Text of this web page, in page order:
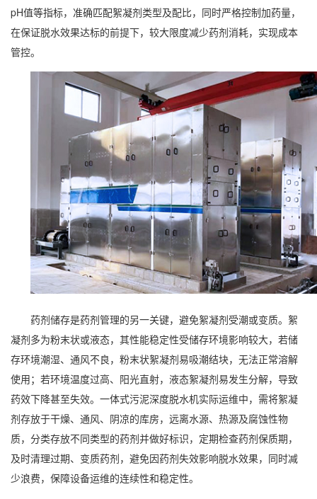
pH值等指标，准确匹配絮凝剂类型及配比，同时严格控制加药量，
在保证脱水效果达标的前提下，较大限度减少药剂消耗，实现成本
管控。
药剂储存是药剂管理的另一关键，避免絮凝剂受潮或变质。絮
凝剂多为粉末状或液态，其性能稳定性受储存环境影响较大，若储
存环境潮湿、通风不良，粉末状絮凝剂易吸潮结块，无法正常溶解
使用；若环境温度过高、阳光直射，液态絮凝剂易发生分解，导致
药效下降甚至失效。 一体式污泥深度脱水机实际运维中，需将絮凝
剂存放于干燥、通风、阴凉的库房，远离水源、热源及腐蚀性物
质，分类存放不同类型的药剂并做好标识，定期检查药剂保质期，
及时清理过期、变质药剂，避免因药剂失效影响脱水效果，同时减
少浪费，保障设备运维的连续性和稳定性。